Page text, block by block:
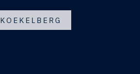
KOEKELBERG